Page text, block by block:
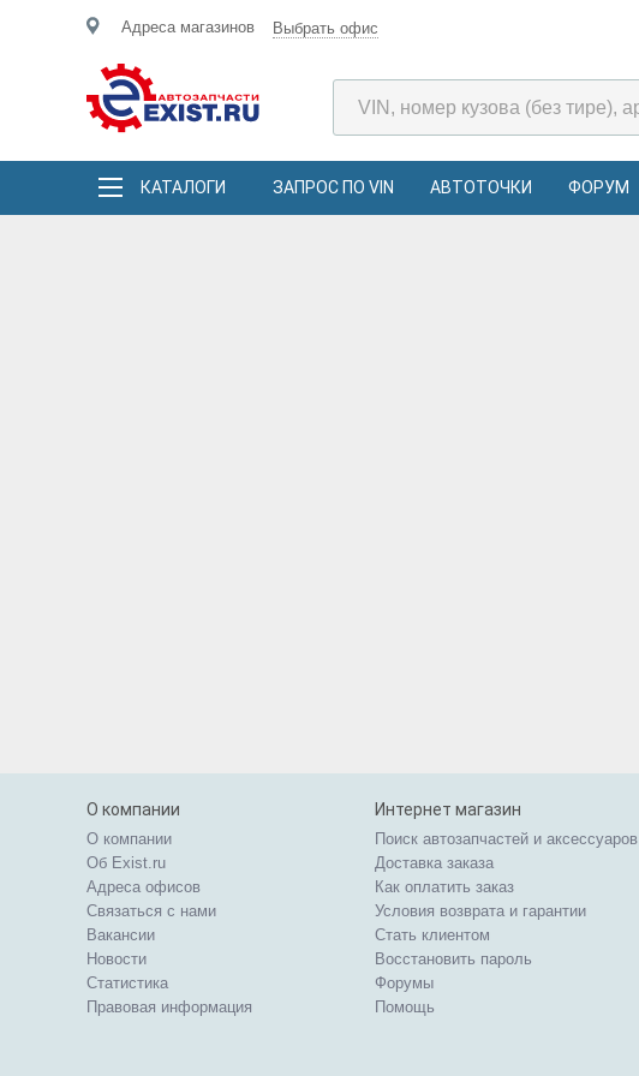
Адреса магазинов Выбрать офис
КАТАЛОГИ ЗАПРОС ПО VIN АВТОТОЧКИ ФОРУМ
О компании
О компании
Об Exist.ru
Адреса офисов
Связаться с нами
Вакансии
Новости
Статистика
Правовая информация
Интернет магазин
Поиск автозапчастей и аксессуаров
Доставка заказа
Как оплатить заказ
Условия возврата и гарантии
Стать клиентом
Восстановить пароль
Форумы
Помощь